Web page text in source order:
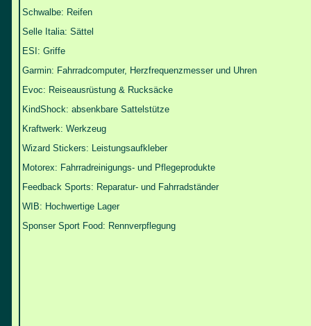
Schwalbe: Reifen
Selle Italia: Sättel
ESI: Griffe
Garmin: Fahrradcomputer, Herzfrequenzmesser und Uhren
Evoc: Reiseausrüstung & Rucksäcke
KindShock: absenkbare Sattelstütze
Kraftwerk: Werkzeug
Wizard Stickers: Leistungsaufkleber
Motorex: Fahrradreinigungs- und Pflegeprodukte
Feedback Sports: Reparatur- und Fahrradständer
WIB: Hochwertige Lager
Sponser Sport Food: Rennverpflegung